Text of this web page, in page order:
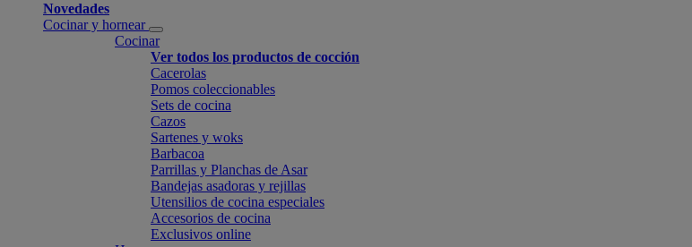
Novedades
Cocinar y hornear
Cocinar
Ver todos los productos de cocción
Cacerolas
Pomos coleccionables
Sets de cocina
Cazos
Sartenes y woks
Barbacoa
Parrillas y Planchas de Asar
Bandejas asadoras y rejillas
Utensilios de cocina especiales
Accesorios de cocina
Exclusivos online